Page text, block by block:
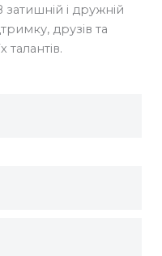
і дружній
друзів та
талантів.